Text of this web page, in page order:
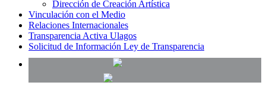
Dirección de Creación Artística
Vinculación con el Medio
Relaciones Internacionales
Transparencia Activa Ulagos
Solicitud de Información Ley de Transparencia